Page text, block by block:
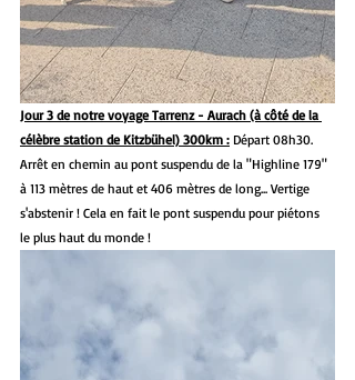
Jour 3 de notre voyage Tarrenz - Aurach (à côté de la
célèbre station de Kitzbühel) 300km : Départ 08h30.
Arrêt en chemin au pont suspendu de la "Highline 179"
à 113 mètres de haut et 406 mètres de long... Vertige
s'abstenir ! Cela en fait le pont suspendu pour piétons
le plus haut du monde !